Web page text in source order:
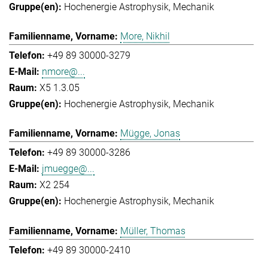
Hochenergie Astrophysik Mechanik
More, Nikhil
+49 89 30000-3279
nmore@...
X5 1.3.05
Hochenergie Astrophysik Mechanik
Mügge, Jonas
+49 89 30000-3286
jmuegge@...
X2 254
Hochenergie Astrophysik Mechanik
Müller, Thomas
+49 89 30000-2410